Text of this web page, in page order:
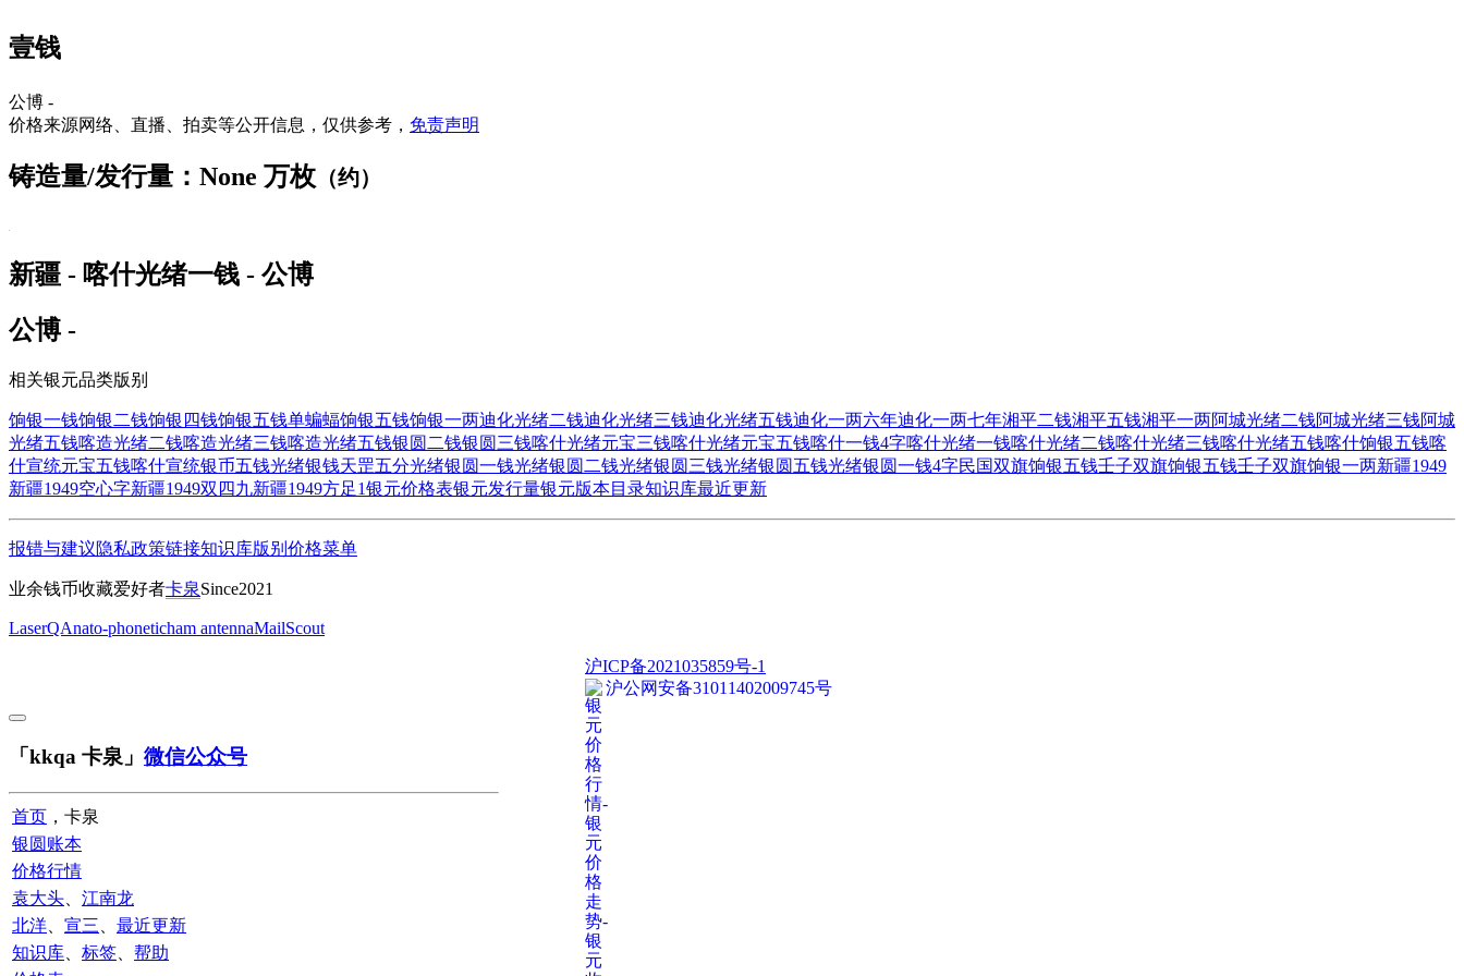
壹钱
公博 -
价格来源网络、直播、拍卖等公开信息，仅供参考， 免责声明
铸造量/发行量：None 万枚 （约）
新疆 - 喀什光绪一钱 - 公博
公博 -
相关银元品类版别
饷银一钱饷银二钱饷银四钱饷银五钱单蝙蝠饷银五钱饷银一两迪化光绪二钱迪化光绪三钱迪化光绪五钱迪化一两六年迪化一两七年湘平二钱湘平五钱湘平一两阿城光绪二钱阿城光绪三钱阿城
光绪五钱喀造光绪二钱喀造光绪三钱喀造光绪五钱银圆二钱银圆三钱喀什光绪元宝三钱喀什光绪元宝五钱喀什一钱4字喀什光绪一钱喀什光绪二钱喀什光绪三钱喀什光绪五钱喀什饷银五钱喀
什宣统元宝五钱喀什宣统银币五钱光绪银钱天罡五分光绪银圆一钱光绪银圆二钱光绪银圆三钱光绪银圆五钱光绪银圆一钱4字民国双旗饷银五钱壬子双旗饷银五钱壬子双旗饷银一两新疆1949
新疆1949空心字新疆1949双四九新疆1949方足1银元价格表银元发行量银元版本目录知识库最近更新
报错与建议隐私政策链接知识库版别 价格菜单
业余钱币收藏爱好者卡泉Since2021
LaserQAnato-phoneticham antennaMailScout
沪ICP备2021035859号-1
沪公网安备31011402009745号
「kkqa 卡泉」 微信公众号
首页 ，卡泉
银圆账本
价格行情
袁大头
江南龙
北洋
宣三
最近更新
知识库
标签
帮助